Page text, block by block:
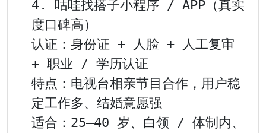
4. 咕哇找搭子小程序 / APP（真实
度口碑高）
认证：身份证 + 人脸 + 人工复审
+ 职业 / 学历认证
特点：电视台相亲节目合作，用户稳
定工作多、结婚意愿强
适合：25–40 岁、白领 / 体制内、